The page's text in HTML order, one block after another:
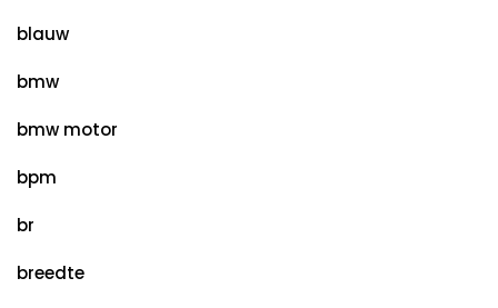
blauw
bmw
bmw motor
bpm
br
breedte